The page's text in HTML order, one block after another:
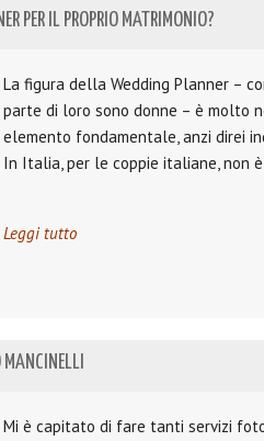
PER IL PROPRIO MATRIMONIO?
La figura della Wedding Planner –
parte di loro sono donne – è molto
elemento fondamentale, anzi direi
In Italia, per le coppie italiane, non
Leggi tutto
Mi è capitato di fare tanti servizi